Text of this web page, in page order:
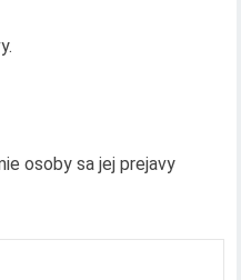
osoby sa jej prejavy